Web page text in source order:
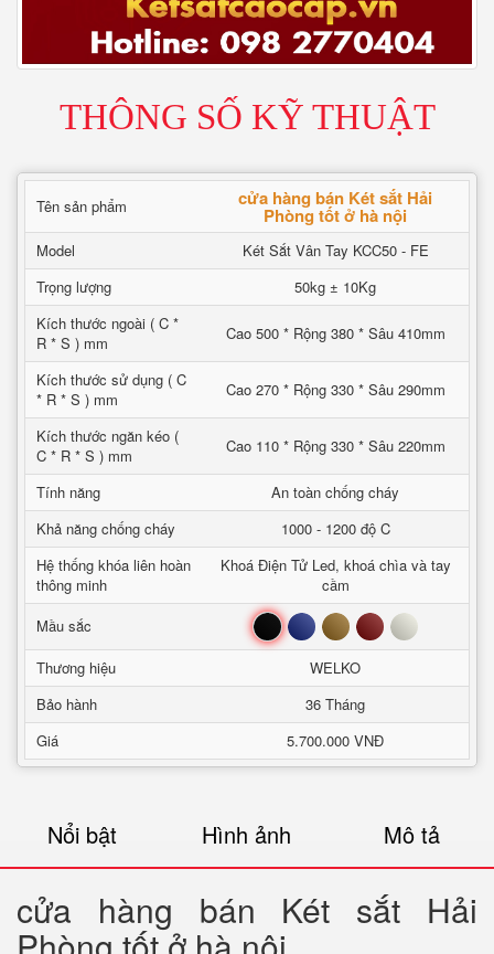
THÔNG SỐ KỸ THUẬT
Tên sản phẩm cửa hàng bán Két sắt Hải
Phòng tốt ở hà nội
Model
Két Sắt Vân Tay KCC50 - FE
Trọng lượng
50kg ± 10Kg
Kích thước ngoài ( C *
R * S ) mm
Cao 500 * Rộng 380 * Sâu 410mm
Kích thước sử dụng ( C
* R * S ) mm
Cao 270 * Rộng 330 * Sâu 290mm
Kích thước ngăn kéo (
C * R * S ) mm
Cao 110 * Rộng 330 * Sâu 220mm
Tính năng
An toàn chống cháy
Khả năng chống cháy
1000 - 1200 độ C
Hệ thống khóa liên hoàn
thông minh
Khoá Điện Tử Led, khoá chìa và tay
cầm
Mầu sắc
Đen Xanh Nâu Đỏ Trắng
Thương hiệu
WELKO
Bảo hành
36 Tháng
Giá
5.700.000 VNĐ
Nổi bật Hình ảnh Mô tả
cửa hàng bán Két sắt Hải